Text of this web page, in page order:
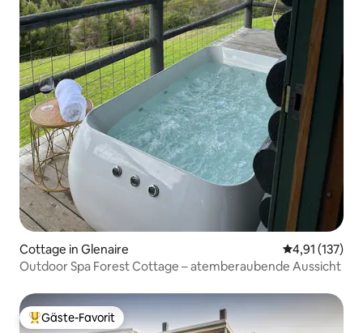
Cottage in Glenaire
4,91 (137)
Outdoor Spa Forest Cottage – atemberaubende Aussicht
Beliebter Gäste-Favorit.
Gäste-Favorit